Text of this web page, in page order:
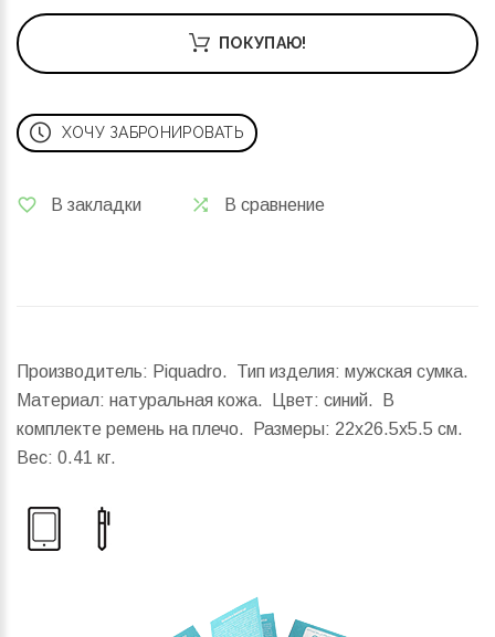
ПОКУПАЮ!
ХОЧУ ЗАБРОНИРОВАТЬ
В закладки В сравнение
Производитель: Piquadro. Тип изделия: мужская сумка.
Материал: натуральная кожа. Цвет: синий. В
комплекте ремень на плечо.
Размеры: 22x26.5x5.5 см.
Вес: 0.41 кг.